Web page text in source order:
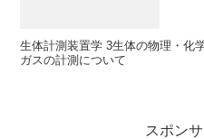
生体計測装置学 3生体の物理・化
ガスの計測について
スポン